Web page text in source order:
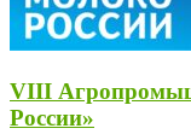
VIII
России»